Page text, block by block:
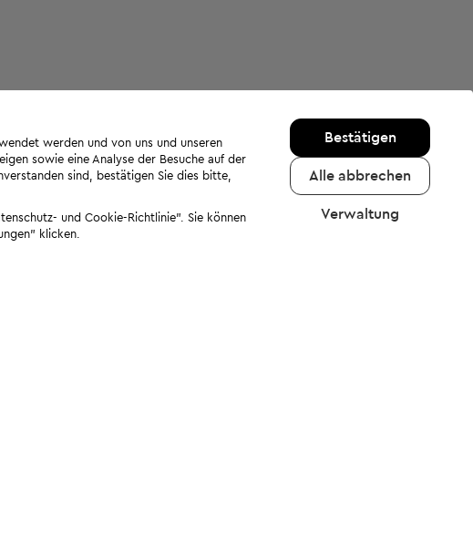
werden und von uns und unseren
sowie eine Analyse der Besuche auf der
sind, bestätigen Sie dies bitte,
und Cookie-Richtlinie". Sie können
klicken.
Bestätigen
Alle abbrechen
Verwaltung